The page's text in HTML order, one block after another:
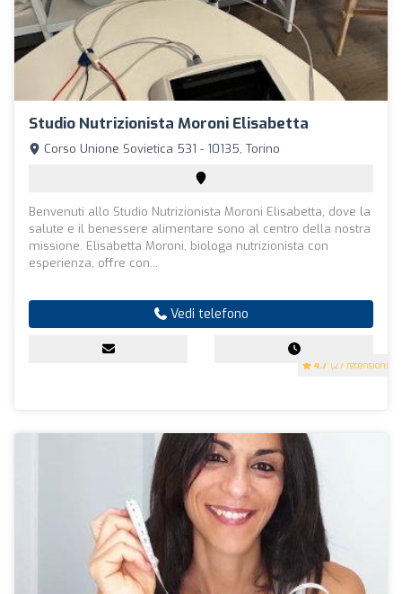
Studio Nutrizionista Moroni Elisabetta
4.7 (27 recensioni)
Corso Unione Sovietica 531 - 10135, Torino
Benvenuti allo Studio Nutrizionista Moroni Elisabetta, dove la
salute e il benessere alimentare sono al centro della nostra
missione. Elisabetta Moroni, biologa nutrizionista con
esperienza, offre con...
Vedi telefono